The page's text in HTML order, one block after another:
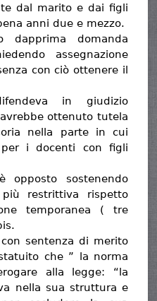
dal marito e dai figli
anni due e mezzo.
dapprima domanda
assegnazione
con ciò ottenere il
in giudizio
ottenuto tutela
nella parte in cui
per i docenti con figli
opposto sostenendo
restrittiva rispetto
temporanea ( tre
sentenza di merito
che ” la norma
alla legge: “la
nella sua struttura e